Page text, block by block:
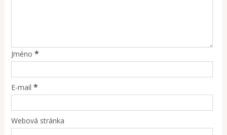
Jméno *
E-mail *
Webová stránka